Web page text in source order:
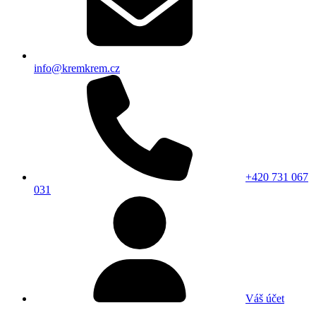
info@kremkrem.cz
+420 731 067
031
Váš účet